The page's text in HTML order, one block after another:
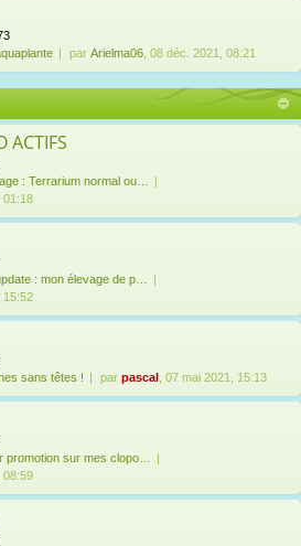
par Arielma06 , 08 déc. 2021, 08:21
ACTIFS
: Terrarium normal ou…
01:18
: mon élevage de p…
15:52
sans têtes ! par pascal , 07 mai 2021, 15:13
promotion sur mes clopo…
08:59